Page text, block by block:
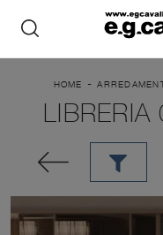
HOME -